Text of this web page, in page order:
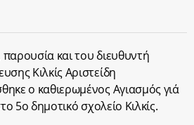
παρουσία και του διευθυντή
Κιλκίς Αριστείδη
ο καθιερωμένος Αγιασμός γιά
5ο δημοτικό σχολείο Κιλκίς.